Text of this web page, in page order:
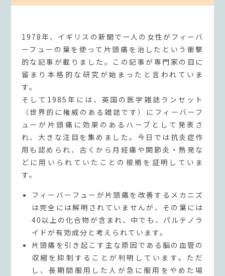
1978年、イギリスの新聞で一人の女性がフィーバ
ーフューの葉を使って片頭痛を治したという衝撃
的な記事が載りました。この記事が専門家の目に
留まり本格的な研究が始まったと言われていま
す。
そして1985年には、英国の医学雑誌ランセット
（世界的に権威のある雑誌です）にフィーバーフ
ューが片頭痛に効果のあるハーブとして発表さ
れ、大きな注目を集めました。今日では抗炎症作
用も認められ、古くから月経痛や関節炎・熱発な
どに用いられていたことの根拠を証明していま
す。
フィーバーフューが片頭痛を改善するメカニズ
は完全には解明されていませんが、その葉には
40以上の化合物が含まれ、中でも、パルテノラ
イドが有効成分と考えられています。
片頭痛を引き起こす主な原因である脳の血管の
収縮を抑制することが判明しています。ただ
し、長期間服用した人が急に服用をやめた場